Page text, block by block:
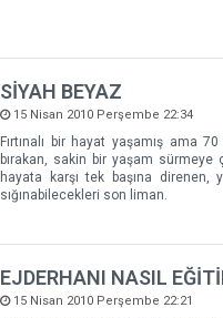
SİYAH BEYAZ
15 Nisan 2010 Perşembe 22:34
Fırtınalı bir hayat yaşamış ama
bırakan, sakin bir yaşam sürmeye
hayata karşı tek başına direnen,
sığınabilecekleri son liman.
EJDERHANI NASIL
15 Nisan 2010 Perşembe 22:21